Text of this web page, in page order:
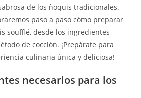
de los ñoquis tradicionales.
paso a paso cómo preparar
soufflé, desde los ingredientes
de cocción. ¡Prepárate para
culinaria única y deliciosa!
necesarios para los